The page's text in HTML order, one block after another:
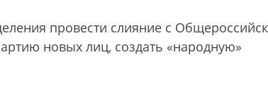
провести слияние с
новых лиц, создать «народную»